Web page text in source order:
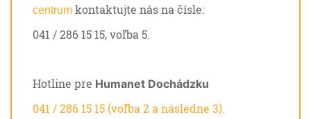
centrum kontaktujte nás na čísle:
041 / 286 15 15, voľba 5.
Hotline pre Humanet Dochádzku
041 / 286 15 15 (voľba 2 a následne 3).